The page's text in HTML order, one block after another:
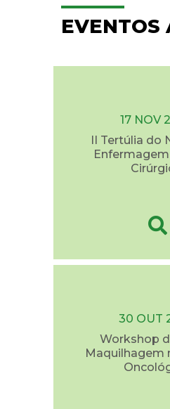
EVENTOS
17 NOV
II Tertúlia do
30 OUT
Workshop
Maquilhagem